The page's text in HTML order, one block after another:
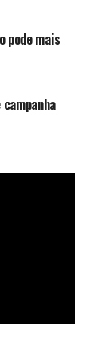
pode mais